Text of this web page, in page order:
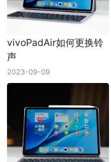
vivoPadAir如何更换铃
声
2023-09-09